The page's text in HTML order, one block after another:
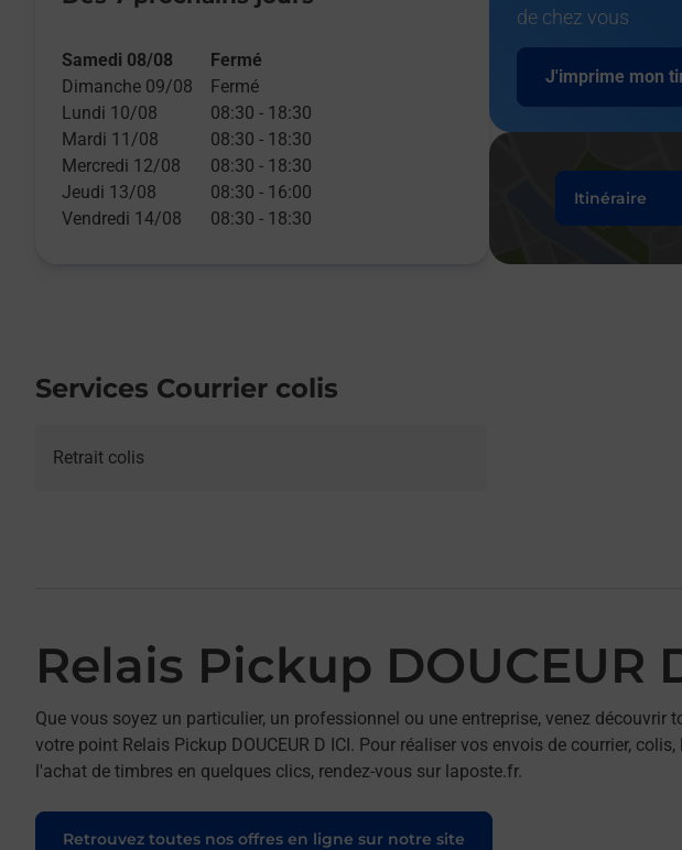
Samedi 08/08
Fermé
Dimanche 09/08
Fermé
Lundi 10/08
08:30 - 18:30
Mardi 11/08
08:30 - 18:30
Mercredi 12/08
08:30 - 18:30
Jeudi 13/08
08:30 - 16:00
Vendredi 14/08
08:30 - 18:30
de chez vous
J'imprime mon
Itinéraire
Services Courrier colis
Retrait colis
Relais Pickup DOUCEUR
Que vous soyez un particulier, un professionnel ou une entreprise, venez découvrir
votre point Relais Pickup DOUCEUR D ICI. Pour réaliser vos envois de courrier,
l'achat de timbres en quelques clics, rendez-vous sur laposte.fr.
Retrouvez toutes nos offres en ligne sur notre site